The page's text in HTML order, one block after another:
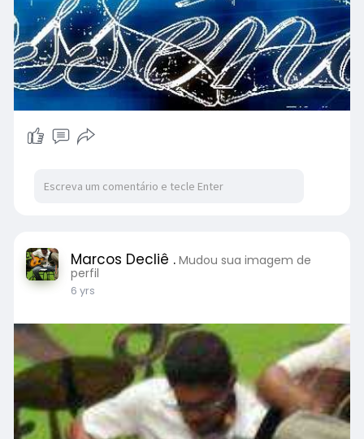
Marcos Decliê . Mudou sua imagem de
perfil
6 yrs